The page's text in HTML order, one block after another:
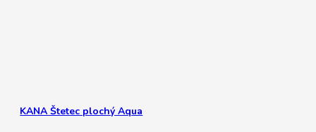
KANA Štetec plochý Aqua